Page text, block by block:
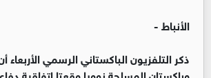
الأنباط -
ذكر التلفزيون الباكستاني الرسمي الأربعاء
وباكستان المسلحة نوويا وقعتا اتفاقية